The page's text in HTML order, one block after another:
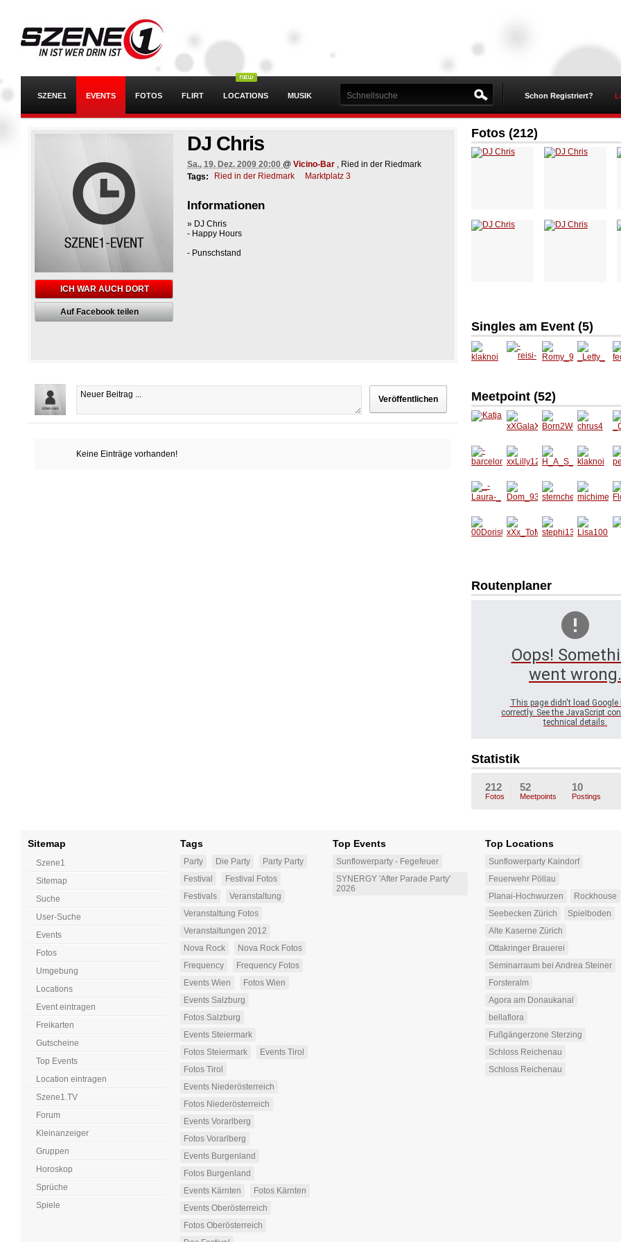
SZENE1 EVENTS FOTOS FLIRT LOCATIONS MUSIK Schon Registriert?
ICH WAR AUCH DORT
Auf Facebook teilen
DJ Chris
Sa., 19. Dez. 2009 20:00 @ Vicino-Bar , Ried in der Riedmark
Tags:
Ried in der Riedmark Marktplatz 3
Informationen
» DJ Chris
- Happy Hours
- Punschstand
Keine Einträge vorhanden!
Fotos (212)
Singles am Event (5)
Meetpoint (52)
Katja
xXGala
Xx
Born2
Woegsi
chrus4
_
-
barcelo
na10-
xxLilly1
2xx
H_A_S
_I_N_A
_T_O_
klaknoi
_-
Laura-_
Dom_9
3
sternch
en15
michim
edl
t
Routenplaner
Oops!
went wrong.
This page didn't load Google
correctly. See the JavaScript
technical details.
Statistik
212
Fotos
52
Meetpoints
10
Postings
Sitemap
Szene1
Sitemap
Suche
User-Suche
Events
Fotos
Umgebung
Locations
Event eintragen
Freikarten
Gutscheine
Top Events
Location eintragen
Szene1.TV
Forum
Kleinanzeiger
Gruppen
Horoskop
Sprüche
Spiele
Tags
Party Die Party
Party Party
Festival
Festival Fotos
Festivals
Veranstaltung
Veranstaltung Fotos
Veranstaltungen 2012
Nova Rock
Nova Rock Fotos
Frequency
Frequency Fotos
Events Wien
Fotos Wien
Events Salzburg
Fotos Salzburg
Events Steiermark
Fotos Steiermark
Events Tirol
Fotos Tirol
Events Niederösterreich
Fotos Niederösterreich
Events Vorarlberg
Fotos Vorarlberg
Events Burgenland
Fotos Burgenland
Events Kärnten
Fotos Kärnten
Events Oberösterreich
Fotos Oberösterreich
Top Events
Sunflowerparty - Fegefeuer
SYNERGY 'After Parade Party'
2026
Top Locations
Sunflowerparty Kaindorf
Feuerwehr Pöllau
Planai-Hochwurzen
Rockhouse
Seebecken Zürich
Spielboden
Alte Kaserne Zürich
Ottakringer Brauerei
Seminarraum bei Andrea Steiner
Forsteralm
Agora am Donaukanal
bellaflora
Fußgängerzone Sterzing
Schloss Reichenau
Schloss Reichenau